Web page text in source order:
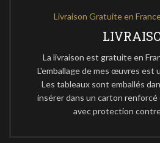
Livraison Gratuite en
La livraison est gratuite en
L'emballage de mes œuvres est
Les tableaux sont emballés
insérer dans un carton renforcé
avec protection